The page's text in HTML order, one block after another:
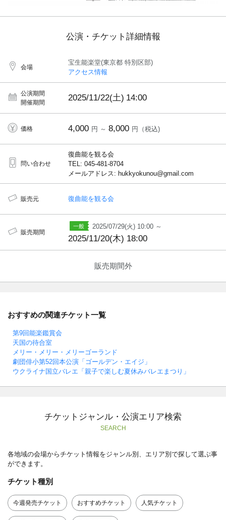
公演・チケット詳細情報
会場
宝生能楽堂(東京都 特別区部)
アクセス情報
公演期間
開催期間
2025/11/22(土) 14:00
価格 4,000 円 ～ 8,000 円（税込)
問い合わせ
復曲能を観る会
TEL: 045-481-8704
メールアドレス: hukkyokunou@gmail.com
販売元 復曲能を観る会
販売期間
2025/07/29(火) 10:00 ～
2025/11/20(木) 18:00
販売期間外
おすすめの関連チケット一覧
第9回能楽鑑賞会
天国の待合室
メリー・メリー・メリーゴーランド
劇団俳小第52回本公演「ゴールデン・エイジ」
ウクライナ国立バレエ「親子で楽しむ夏休みバレエまつり」
チケットジャンル・公演エリア検索
SEARCH
各地域の会場からチケット情報をジャンル別、エリア別で探して選ぶ事
ができます。
チケット種別
今週発売チケット おすすめチケット 人気チケット